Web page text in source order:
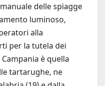
delle spiagge
luminoso,
alla
per la tutela dei
è quella
tartarughe, ne